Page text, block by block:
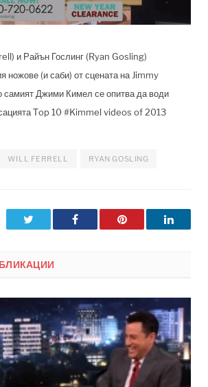
и Райън Гослинг (Ryan Gosling)
ножове (и саби) от сцената на Jimmy
самият Джими Кимел се опитва да води
Тop 10 #Kimmel videos of 2013
WILL FERRELL RYAN GOSLING
Facebook Pinterest